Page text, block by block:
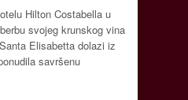
Hilton Costabella u
svojeg krunskog vina
Elisabetta dolazi iz
savršenu